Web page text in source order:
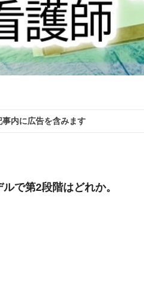
事内に広告を含みます
で第2段階はどれか。